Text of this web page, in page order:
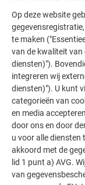
De PREFA
aluminium kan
gevel.
MEER
Op deze website
te maken
van de kwaliteit van
diensten)").
integreren wij
diensten)"). U kunt
categorieën van
en media
door ons en door
u voor alle diensten
akkoord met de
lid 1 punt a) AVG.
van